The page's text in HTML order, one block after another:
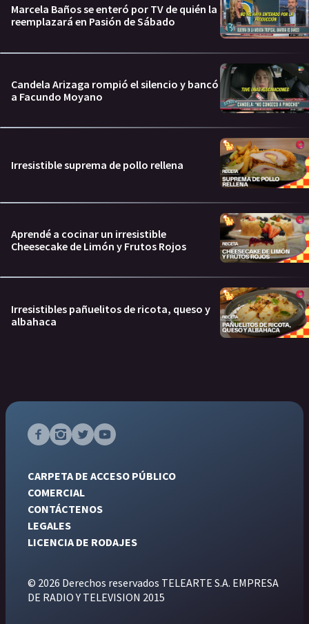
Marcela Baños se enteró por TV de quién la
reemplazará en Pasión de Sábado
Candela Arizaga rompió el silencio y bancó
a Facundo Moyano
Irresistible suprema de pollo rellena
Aprendé a cocinar un irresistible
Cheesecake de Limón y Frutos Rojos
Irresistibles pañuelitos de ricota, queso y
albahaca
CARPETA DE ACCESO PÚBLICO
COMERCIAL
CONTÁCTENOS
LEGALES
LICENCIA DE RODAJES
© 2026 Derechos reservados TELEARTE S.A. EMPRESA
DE RADIO Y TELEVISION 2015